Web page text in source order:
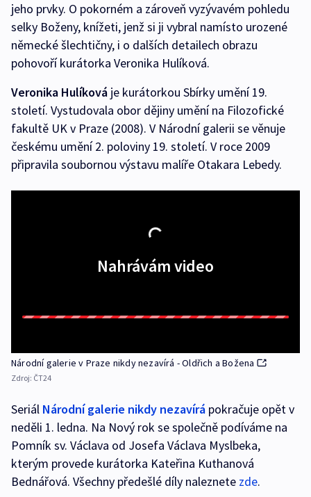
jeho prvky. O pokorném a zároveň vyzývavém pohledu
selky Boženy, knížeti, jenž si ji vybral namísto urozené
německé šlechtičny, i o dalších detailech obrazu
pohovoří kurátorka Veronika Hulíková.
Veronika Hulíková je kurátorkou Sbírky umění 19.
století. Vystudovala obor dějiny umění na Filozofické
fakultě UK v Praze (2008). V Národní galerii se věnuje
českému umění 2. poloviny 19. století. V roce 2009
připravila soubornou výstavu malíře Otakara Lebedy.
Nahrávám video
Národní galerie v Praze nikdy nezavírá - Oldřich a Božena
Zdroj: ČT24
Seriál Národní galerie nikdy nezavírá pokračuje opět v
neděli 1. ledna. Na Nový rok se společně podíváme na
Pomník sv. Václava od Josefa Václava Myslbeka,
kterým provede kurátorka Kateřina Kuthanová
Bednářová. Všechny předešlé díly naleznete zde.